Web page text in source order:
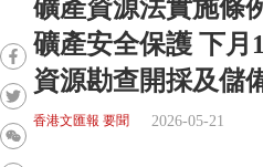
礦產資源法實施條
礦產安全保護 下月
資源勘查開採及儲
香港文匯報 要聞 2026-05-21